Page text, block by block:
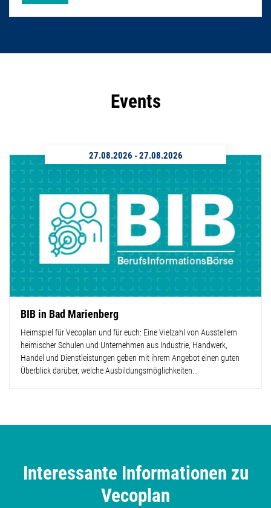
Events
27.08.2026 -27.08.2026
BIB in Bad Marienberg
Heimspiel für Vecoplan und für euch: Eine Vielzahl von Ausstellern
heimischer Schulen und Unternehmen aus Industrie, Handwerk,
Handel und Dienstleistungen geben mit ihrem Angebot einen guten
Überblick darüber, welche Ausbildungsmöglichkeiten...
Interessante Informationen zu
Vecoplan